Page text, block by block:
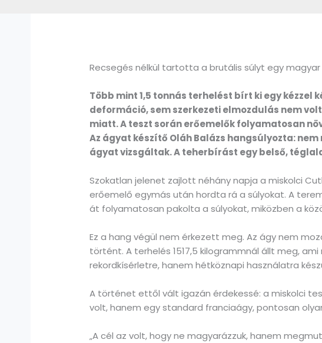
Recsegés nélkül tartotta a brutális súlyt egy
Több mint 1,5 tonnás terhelést bírt ki egy
deformáció, sem szerkezeti elmozdulás nem
miatt. A teszt során erőemelők folyamatosan
Az ágyat készítő Oláh Balázs hangsúlyozta:
ágyat vizsgáltak. A teherbírást egy belső,
Szokatlan jelenet zajlott néhány napja a miskolci
erőemelő egymás után hordta rá a súlyokat. A
át folyamatosan pakolta a súlyokat, miközben a
Ez a hang végül nem érkezett meg. Az ágy nem
történt. A terhelés 1517,5 kilogrammnál állt meg,
rekordkísérletre, hanem hétköznapi használatra
A történet ettől vált igazán érdekessé: a miskolci
volt, hanem egy standard franciaágy, pontosan
„A cél az volt, hogy ne magyarázzuk, hanem